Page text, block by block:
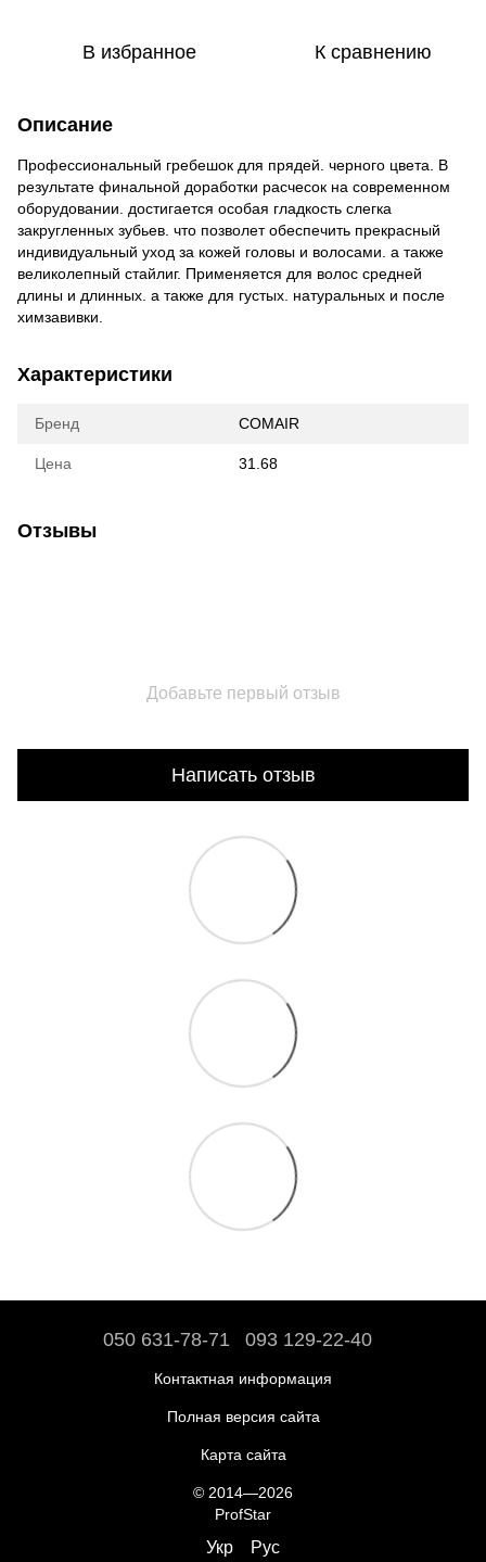
В избранное К сравнению
Описание
Профессиональный гребешок для прядей. черного цвета. В
результате финальной доработки расчесок на современном
оборудовании. достигается особая гладкость слегка
закругленных зубьев. что позволет обеспечить прекрасный
индивидуальный уход за кожей головы и волосами. а также
великолепный стайлиг. Применяется для волос средней
длины и длинных. а также для густых. натуральных и после
химзавивки.
Характеристики
Бренд COMAIR
Цена 31.68
Отзывы
Добавьте первый отзыв
Написать отзыв
050 631-78-71 093 129-22-40
Контактная информация
Полная версия сайта
Карта сайта
© 2014—2026
ProfStar
Укр Рус